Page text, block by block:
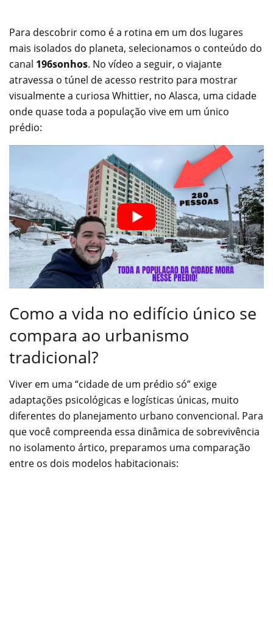
Para descobrir como é a rotina em um dos lugares
mais isolados do planeta, selecionamos o conteúdo do
canal 196sonhos. No vídeo a seguir, o viajante
atravessa o túnel de acesso restrito para mostrar
visualmente a curiosa Whittier, no Alasca, uma cidade
onde quase toda a população vive em um único
prédio:
Como a vida no edifício único se
compara ao urbanismo
tradicional?
Viver em uma “cidade de um prédio só” exige
adaptações psicológicas e logísticas únicas, muito
diferentes do planejamento urbano convencional. Para
que você compreenda essa dinâmica de sobrevivência
no isolamento ártico, preparamos uma comparação
entre os dois modelos habitacionais: